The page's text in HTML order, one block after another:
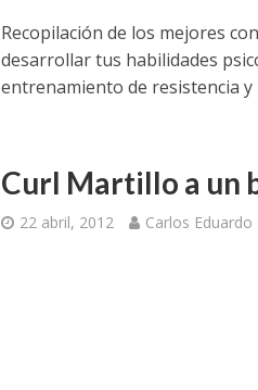
Recopilación de los mejores
desarrollar tus habilidades
entrenamiento de resistencia
Curl Martillo a un
22 abril, 2012 Carlos